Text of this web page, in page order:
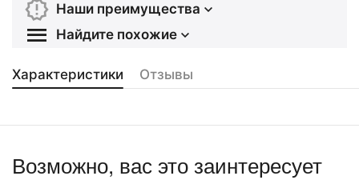
Наши преимущества
Найдите похожие
Характеристики Отзывы
Возможно, вас это заинтересует